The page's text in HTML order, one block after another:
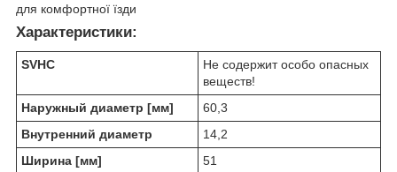
для комфортної їзди
Характеристики:
SVHC
Не содержит особо опасных
веществ!
Наружный диаметр [мм]
60,3
Внутренний диаметр
14,2
Ширина [мм]
51